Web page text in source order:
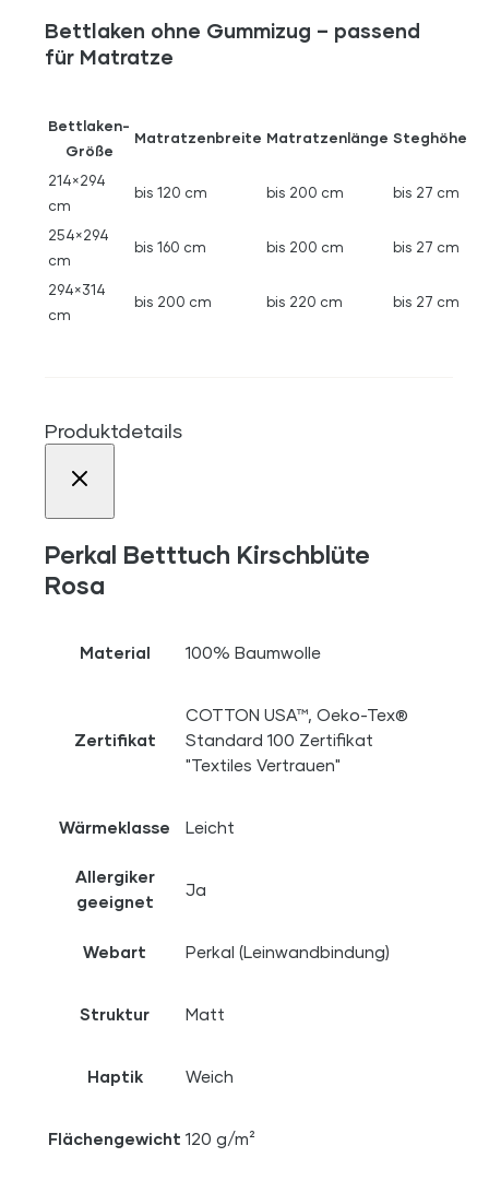
Bettlaken ohne Gummizug – passend
für Matratze
Bettlaken-
Größe
Matratzenbreite Matratzenlänge Steghöhe
214×294
cm
bis 120 cm bis 200 cm bis 27 cm
254×294
cm
bis 160 cm bis 200 cm bis 27 cm
294×314
cm
bis 200 cm bis 220 cm bis 27 cm
Produktdetails
Perkal Betttuch Kirschblüte
Rosa
Material 100% Baumwolle
Zertifikat
COTTON USA™, Oeko-Tex®
Standard 100 Zertifikat
"Textiles Vertrauen"
Wärmeklasse Leicht
Allergiker
geeignet
Ja
Webart Perkal (Leinwandbindung)
Struktur Matt
Haptik Weich
Flächengewicht 120 g/m²